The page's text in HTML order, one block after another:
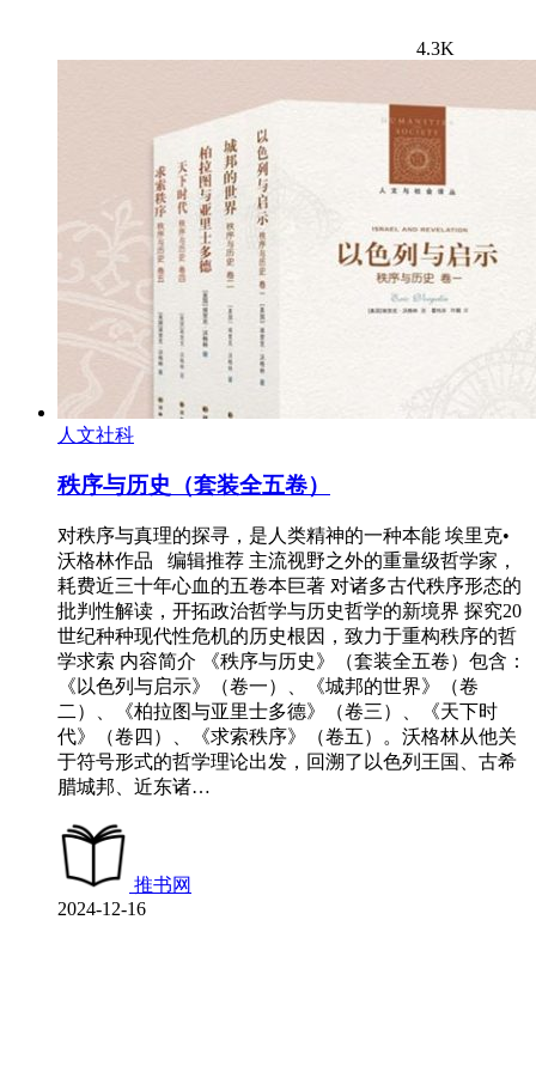
4.3K
人文社科
秩序与历史（套装全五卷）
对秩序与真理的探寻，是人类精神的一种本能 埃里克•
沃格林作品 编辑推荐 主流视野之外的重量级哲学家，
耗费近三十年心血的五卷本巨著 对诸多古代秩序形态的
批判性解读，开拓政治哲学与历史哲学的新境界 探究20
世纪种种现代性危机的历史根因，致力于重构秩序的哲
学求索 内容简介 《秩序与历史》（套装全五卷）包含：
《以色列与启示》（卷一）、《城邦的世界》（卷
二）、《柏拉图与亚里士多德》（卷三）、《天下时
代》（卷四）、《求索秩序》（卷五）。沃格林从他关
于符号形式的哲学理论出发，回溯了以色列王国、古希
腊城邦、近东诸…
推书网
2024-12-16